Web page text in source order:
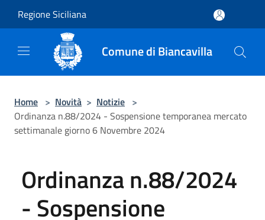
Regione Siciliana
Comune di Biancavilla
Home > Novità > Notizie >
Ordinanza n.88/2024 - Sospensione temporanea mercato
settimanale giorno 6 Novembre 2024
Ordinanza n.88/2024
- Sospensione